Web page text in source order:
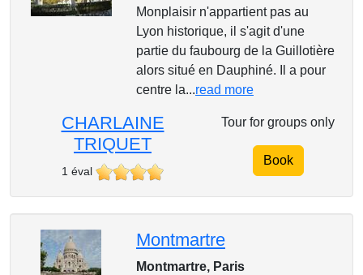
Monplaisir n'appartient pas au
Lyon historique, il s'agit d'une
partie du faubourg de la Guillotière
alors situé en Dauphiné. Il a pour
centre la...read more
CHARLAINE
TRIQUET
1 éval
Tour for groups only
Book
Montmartre
Montmartre, Paris